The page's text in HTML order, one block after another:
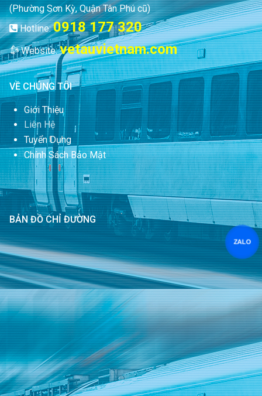
(Phường Sơn Kỳ, Quận Tân Phú cũ)
Hotline:0918 177 320
Website:vetauvietnam.com
VỀ CHÚNG TÔI
Giới Thiệu
Liên Hệ
Tuyển Dụng
Chính Sách Bảo Mật
BẢN ĐỒ CHỈ ĐƯỜNG
ZALO